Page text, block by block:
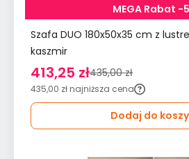
MEGA Rabat -
Szafa DUO 180x50x35 cm z
kaszmir
413,25 zł435,00 zł
435,00 zł najniższa cena
Dodaj do